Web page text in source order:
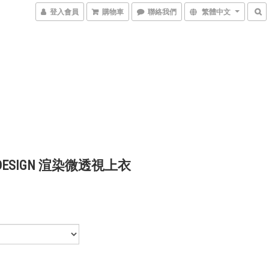
登入會員 購物車 聯絡我們 繁體中文
渲染微透視上衣